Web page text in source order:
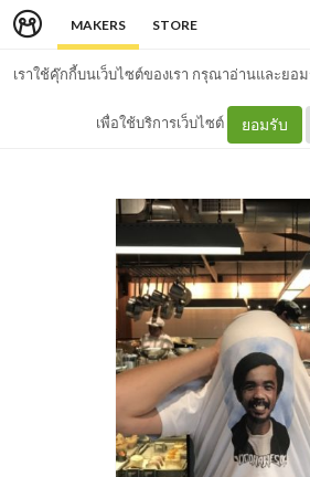
MAKERS STORE
เราใช้คุ๊กกี้บนเว็บไซต์ของเรา กรุณาอ่านและยอ
เพื่อใช้บริการเว็บไซต์ ยอมรับ